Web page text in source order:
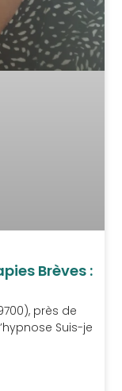
Brèves :
près de
Suis-je